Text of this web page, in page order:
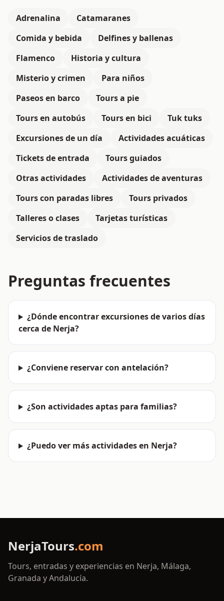
Adrenalina
Catamaranes
Comida y bebida
Delfines y ballenas
Flamenco
Historia y cultura
Misterio y crimen
Para niños
Paseos en barco
Tours a pie
Tours en autobús
Tours en bici
Tuk tuks
Excursiones de un día
Actividades acuáticas
Tickets de entrada
Tours guiados
Otras actividades
Actividades de aventuras
Tours con paradas libres
Tours privados
Talleres o clases
Tarjetas turísticas
Servicios de traslado
Preguntas frecuentes
¿Dónde encontrar excursiones de varios días
cerca de Nerja?
¿Conviene reservar con antelación?
¿Son actividades aptas para familias?
¿Puedo ver más actividades en Nerja?
NerjaTours.com
Tours, entradas y experiencias en Nerja, Málaga,
Granada y Andalucía.